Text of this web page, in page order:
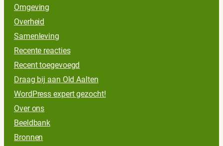
Omgeving
Overheid
Samenleving
Recente reacties
Recent toegevoegd
Draag bij aan Old Aalten
WordPress expert gezocht!
Over ons
Beeldbank
Bronnen